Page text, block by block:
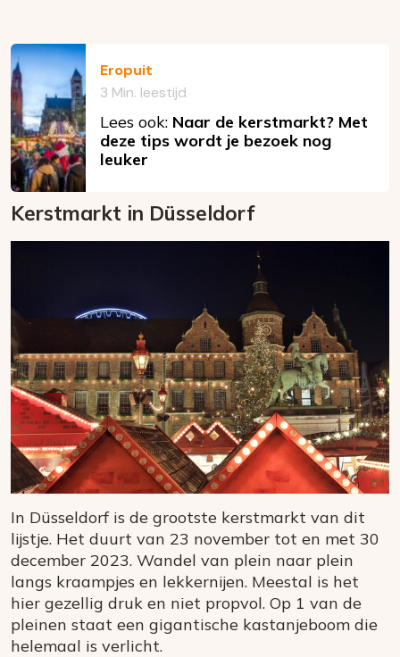
Eropuit
3 Min. leestijd
Lees ook: Naar de kerstmarkt? Met
deze tips wordt je bezoek nog
leuker
Kerstmarkt in Düsseldorf
In Düsseldorf is de grootste kerstmarkt van dit
lijstje. Het duurt van 23 november tot en met 30
december 2023. Wandel van plein naar plein
langs kraampjes en lekkernijen. Meestal is het
hier gezellig druk en niet propvol. Op 1 van de
pleinen staat een gigantische kastanjeboom die
helemaal is verlicht.